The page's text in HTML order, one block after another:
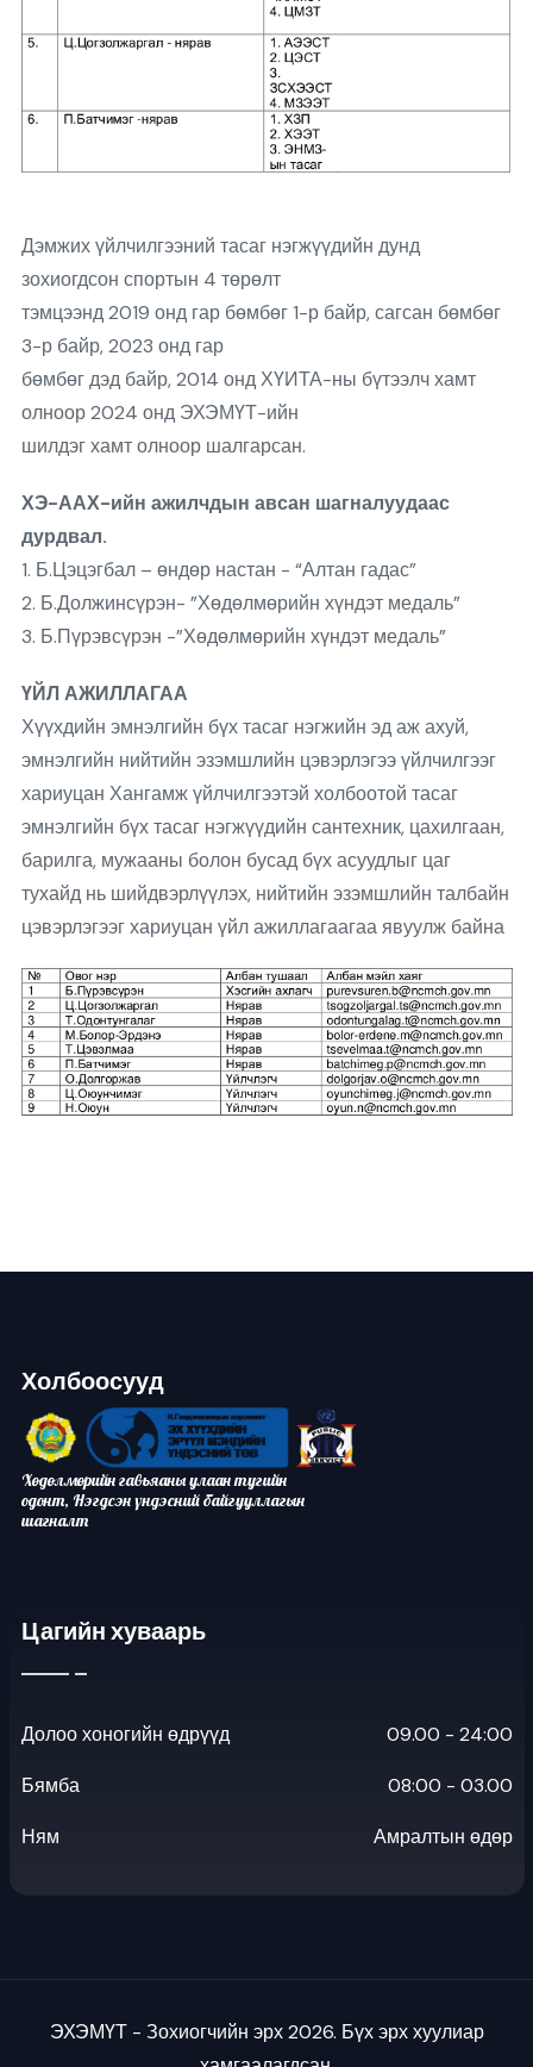
Дэмжих үйлчилгээний тасаг нэгжүүдийн дунд
зохиогдсон спортын 4 төрөлт
тэмцээнд 2019 онд гар бөмбөг 1-р байр, сагсан бөмбөг
3-р байр, 2023 онд гар
бөмбөг дэд байр, 2014 онд ХҮИТА-ны бүтээлч хамт
олноор 2024 онд ЭХЭМҮТ-ийн
шилдэг хамт олноор шалгарсан.
ХЭ-ААХ-ийн ажилчдын авсан шагналуудаас
дурдвал.
1. Б.Цэцэгбал – өндөр настан - “Алтан гадас”
2. Б.Должинсүрэн- ”Хөдөлмөрийн хүндэт медаль”
3. Б.Пүрэвсүрэн -”Хөдөлмөрийн хүндэт медаль”
ҮЙЛ АЖИЛЛАГАА
Хүүхдийн эмнэлгийн бүх тасаг нэгжийн эд аж ахуй,
эмнэлгийн нийтийн эзэмшлийн цэвэрлэгээ үйлчилгээг
хариуцан Хангамж үйлчилгээтэй холбоотой тасаг
эмнэлгийн бүх тасаг нэгжүүдийн сантехник, цахилгаан,
барилга, мужааны болон бусад бүх асуудлыг цаг
тухайд нь шийдвэрлүүлэх, нийтийн эзэмшлийн талбайн
цэвэрлэгээг хариуцан үйл ажиллагаагаа явуулж байна
Холбоосууд
Хөдөлмөрийн гавьяаны улаан тугийн
одонт, Нэгдсэн үндэсний байгууллагын
шагналт
Цагийн хуваарь
Долоо хоногийн өдрүүд 09.00 - 24:00
Бямба 08:00 - 03.00
Ням Амралтын өдөр
ЭХЭМҮТ - Зохиогчийн эрх 2026. Бүх эрх хуулиар